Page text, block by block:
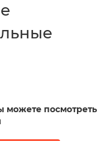
можете посмотреть